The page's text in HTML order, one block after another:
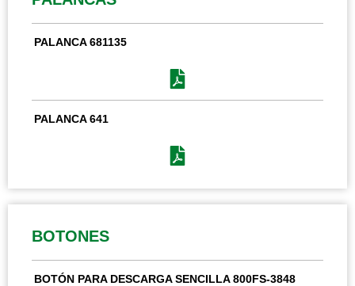
PALANCA 681135
PALANCA 641
BOTONES
BOTÓN PARA DESCARGA SENCILLA 800FS-3848